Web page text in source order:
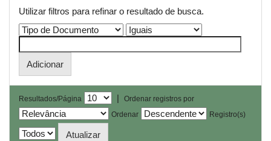
Utilizar filtros para refinar o resultado de busca.
Resultados/Página |
Ordenar registros por
Ordenar
Registro(s)